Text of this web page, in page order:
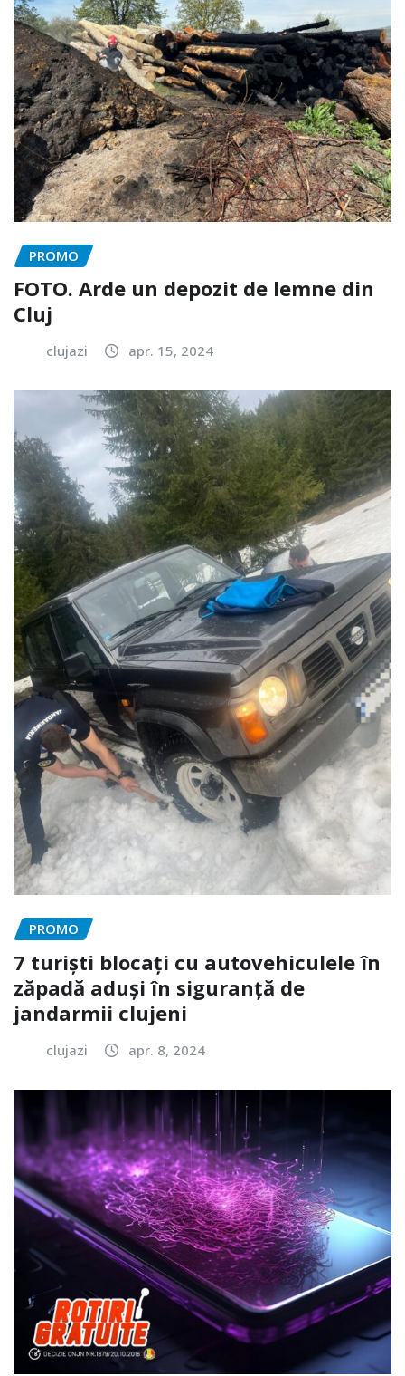
PROMO
FOTO. Arde un depozit de lemne din
Cluj
clujazi apr. 15, 2024
PROMO
7 turiști blocați cu autovehiculele în
zăpadă aduși în siguranță de
jandarmii clujeni
clujazi apr. 8, 2024